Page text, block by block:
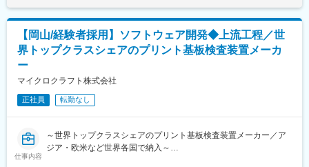
い”人材”から”人財”へと育成することで、新たな企業価値を創り出
します。
変更の範囲：会社の定める業務
守・定期点検
・不具合対応、各種報告書の作成
・改良提案、修繕計画の立案・実施、等
20代から30代の若手メンバーが中心となり活躍しています。
・出張頻度・期間：泊まりなし、日帰りで行ける範囲です。
・訪問件数/日： 基本1日1件～2件訪問、最大で3件程度
性があります。月給(月額)は固定手当を含めた表記です。
【岡山/経験者採用】ソフトウェア開発◆上流工程／世
界トップクラスシェアのプリント基板検査装置メーカ
ー
マイクロクラフト株式会社
正社員 転勤なし
仕事内容
～世界トップクラスシェアのプリント基板検査装置メーカー／ア
ジア・欧米など世界各国で納入～